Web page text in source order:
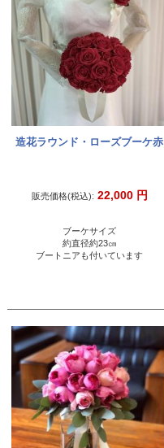
造花ラウンド・ローズブーケ赤
販売価格(税込): 22,000 円
ブーケサイズ
約直径約23㎝
ブートニアも付いています